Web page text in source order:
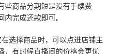
些商品分期短是没有手续费
完成还款即可。
选择商品时，可以点进店铺主
，有时候直播间的价格会更优